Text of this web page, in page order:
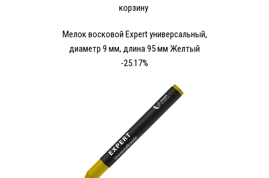
корзину
Мелок восковой Expert универсальный,
диаметр 9 мм, длина 95 мм Желтый
-25.17%